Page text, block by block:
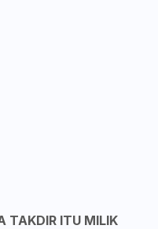
TAKDIR ITU MILIK